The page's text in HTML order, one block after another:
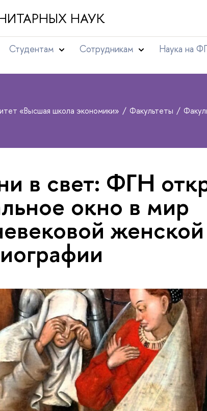
НАУК
Студентам Сотрудникам Наука на
«Высшая школа экономики» Факультеты
в свет: ФГН
окно в мир
женской